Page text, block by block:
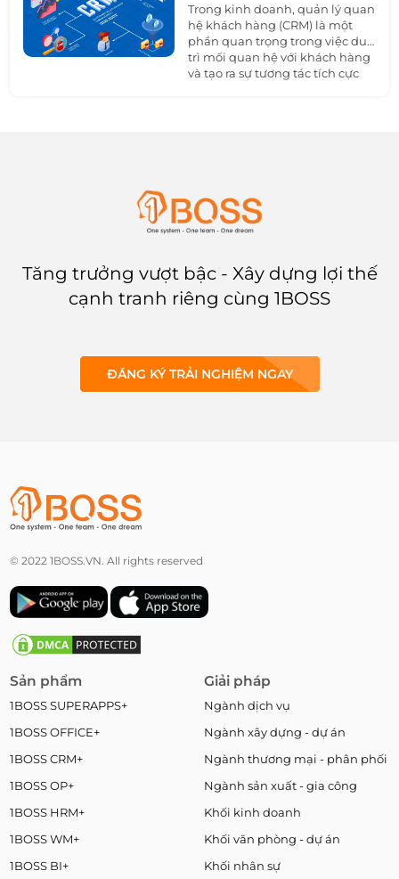
theo dõi hoạt động của đội ngũ
nhân viên kinh doanh.
Trong kinh doanh, quản lý quan
hệ khách hàng (CRM) là một
phần quan trọng trong việc duy
trì mối quan hệ với khách hàng
và tạo ra sự tương tác tích cực
Tăng trưởng vượt bậc - Xây dựng lợi thế
cạnh tranh riêng cùng 1BOSS
ĐĂNG KÝ TRẢI NGHIỆM NGAY
© 2022 1BOSS.VN. All rights reserved
Sản phẩm
1BOSS SUPERAPPS+
1BOSS OFFICE+
1BOSS CRM+
1BOSS OP+
1BOSS HRM+
1BOSS WM+
1BOSS BI+
Giải pháp
Ngành dịch vụ
Ngành xây dựng - dự án
Ngành thương mại - phân phối
Ngành sản xuất - gia công
Khối kinh doanh
Khối văn phòng - dự án
Khối nhân sự